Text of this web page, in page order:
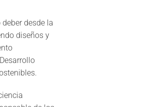
desde la
diseños y